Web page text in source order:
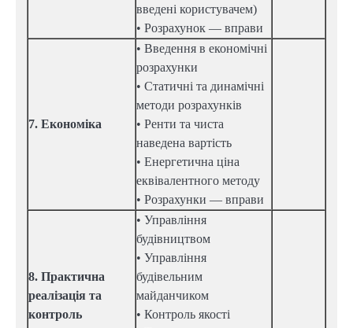
введені користувачем)
• Розрахунок — вправи
7. Економіка
• Введення в економічні
розрахунки
• Статичні та динамічні
методи розрахунків
• Ренти та чиста
наведена вартість
• Енергетична ціна
еквівалентного методу
• Розрахунки — вправи
8. Практична
реалізація та
контроль
• Управління
будівництвом
• Управління
будівельним
майданчиком
• Контроль якості